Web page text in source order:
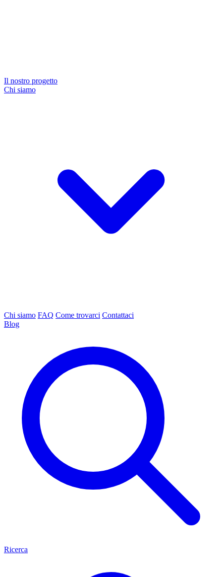
Il nostro progetto
Chi siamo
Chi siamo FAQ Come trovarci Contattaci
Blog
Ricerca